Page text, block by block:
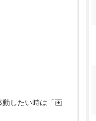
したい時は「画